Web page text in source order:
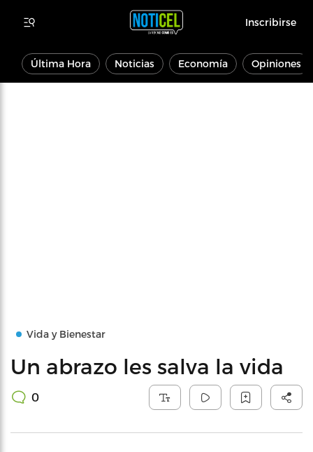
Inscribirse
Última Hora Noticias Economía Opiniones
Vida y Bienestar
Un abrazo les salva la vida
0